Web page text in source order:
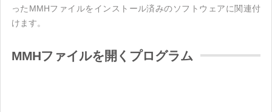
ったMMHファイルをインストール済みのソフトウェアに関連付
けます。
MMHファイルを開くプログラム